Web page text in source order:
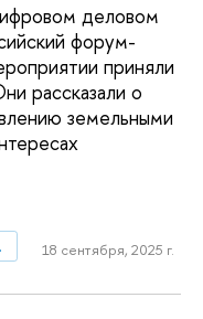
деловом
форум-
приняли
рассказали о
земельными
18 сентября, 2025 г.